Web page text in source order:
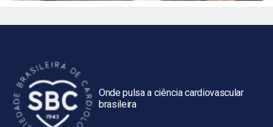
Onde pulsa a ciência cardiovascular
brasileira